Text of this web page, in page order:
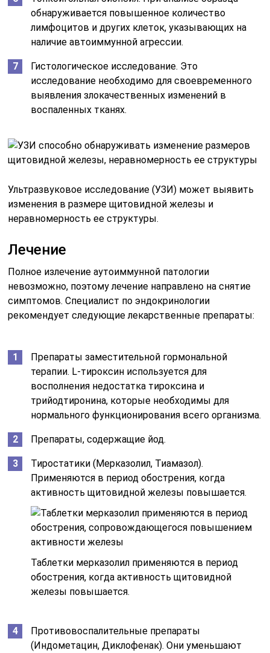
обнаруживается повышенное количество
лимфоцитов и других клеток, указывающих на
наличие автоиммунной агрессии.
Гистологическое исследование. Это
исследование необходимо для своевременного
выявления злокачественных изменений в
воспаленных тканях.
Ультразвуковое исследование (УЗИ) может выявить
изменения в размере щитовидной железы и
неравномерность ее структуры.
Лечение
Полное излечение аутоиммунной патологии
невозможно, поэтому лечение направлено на снятие
симптомов. Специалист по эндокринологии
рекомендует следующие лекарственные препараты:
Препараты заместительной гормональной
терапии. L-тироксин используется для
восполнения недостатка тироксина и
трийодтиронина, которые необходимы для
нормального функционирования всего организма.
Препараты, содержащие йод.
Тиростатики (Мерказолил, Тиамазол).
Применяются в период обострения, когда
активность щитовидной железы повышается.
Таблетки мерказолил применяются в период
обострения, когда активность щитовидной
железы повышается.
Противовоспалительные препараты
(Индометацин, Диклофенак). Они уменьшают